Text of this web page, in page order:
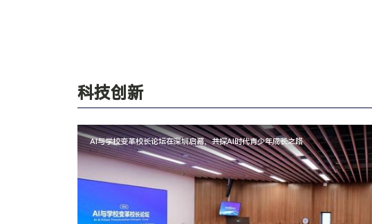
科技创新
AI与学校变革校长论坛在深圳启幕，共探AI时代青少年成长之路